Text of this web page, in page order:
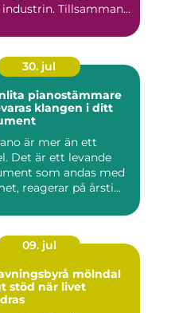
Tillsammans
30. jul
pianostämmare
klangen i ditt
är mer än ett
Det är ett levande
som andas med
reagerar på årsti...
09. jul
mölndal
stöd när livet